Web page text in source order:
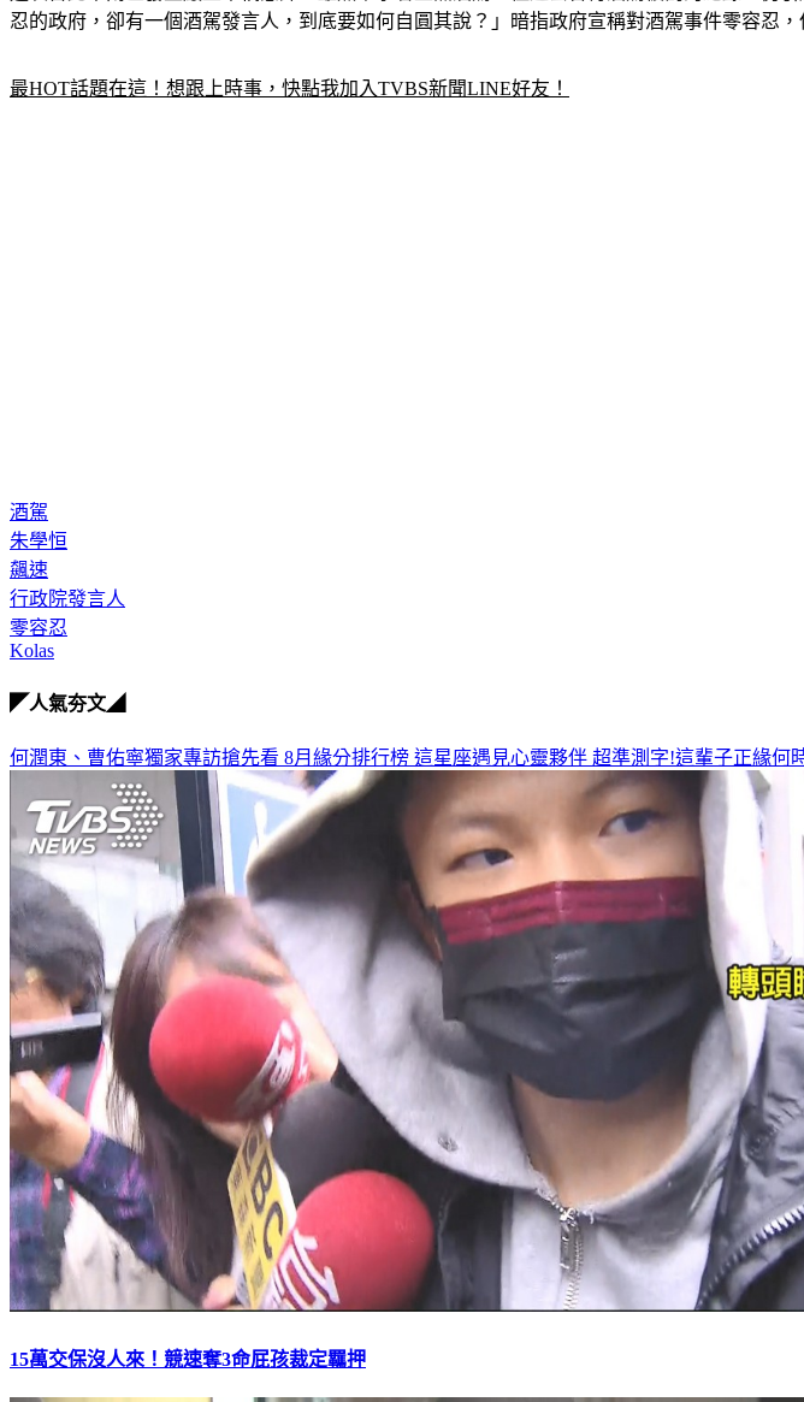
忍的政府，卻有一個酒駕發言人，到底要如何自圓其說？」暗指政府宣稱對酒駕事件零容忍
最HOT話題在這！想跟上時事，快點我加入TVBS新聞LINE好友！
酒駕
朱學恒
飆速
行政院發言人
零容忍
Kolas
◤人氣夯文◢
何潤東、曹佑寧獨家專訪搶先看 8月緣分排行榜 這星座遇見心靈夥伴 超準測字!這輩子正緣何
15萬交保沒人來！競速奪3命屁孩裁定羈押